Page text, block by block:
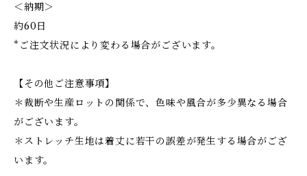
＜納期＞
約60日
*ご注文状況により変わる場合がございます。
【その他ご注意事項】
＊裁断や生産ロットの関係で、色味や風合が多少異なる場合
がございます。
＊ストレッチ生地は着丈に若干の誤差が発生する場合がござ
います。